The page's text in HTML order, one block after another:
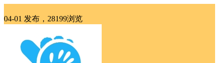
04-01 发布，28199浏览